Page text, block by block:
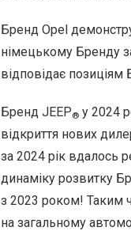
Бренд Opel
німецькому Бренду
відповідає
Бренд JEEP® у 2024
відкриття нових
за 2024 рік вдалось
динаміку розвитку
з 2023 роком! Таким
на загальному